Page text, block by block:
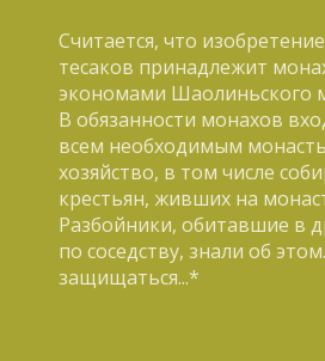
Считается, что
тесаков принадлежит
экономами Шаолиньского
В обязанности монахов
всем необходимым
хозяйство, в том числе
крестьян, живших на
Разбойники, обитавшие в
по соседству, знали об
защищаться...*